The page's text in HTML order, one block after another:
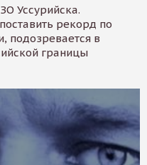
Уссурийска.
рекорд по
подозревается в
границы